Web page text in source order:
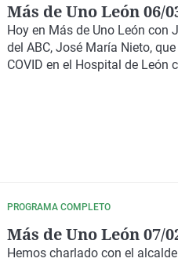
Más de Uno León 06/
Hoy en Más de Uno León con
del ABC, José María Nieto,
COVID en el Hospital de León
PROGRAMA COMPLETO
Más de Uno León 07/
Hemos charlado con el